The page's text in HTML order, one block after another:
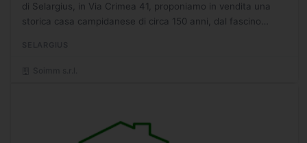
di Selargius, in Via Crimea 41, proponiamo in vendita una
storica casa campidanese di circa 150 anni, dal fascino